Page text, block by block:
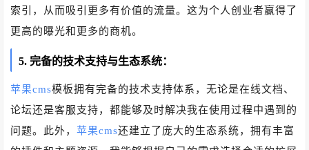
索引，从而吸引更多有价值的流量。这为个人创业者赢得了
更高的曝光和更多的商机。
5. 完备的技术支持与生态系统：
苹果cms模板拥有完备的技术支持体系，无论是在线文档、
论坛还是客服支持，都能够及时解决我在使用过程中遇到的
问题。此外，苹果cms还建立了庞大的生态系统，拥有丰富